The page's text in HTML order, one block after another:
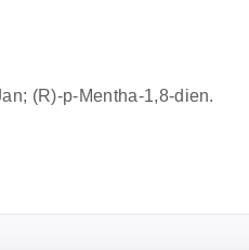
(R)-p-Mentha-1,8-dien.